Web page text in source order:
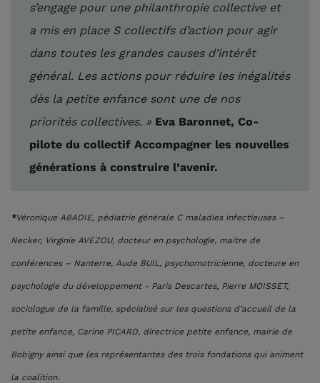
s’engage pour une philanthropie collective et
a mis en place S collectifs d’action pour agir
dans toutes les grandes causes d’intérêt
général. Les actions pour réduire les inégalités
dès la petite enfance sont une de nos
priorités collectives. » Eva Baronnet, Co-
pilote du collectif Accompagner les nouvelles
générations à construire l’avenir.
*Véronique ABADIE, pédiatrie générale C maladies infectieuses –
Necker, Virginie AVEZOU, docteur en psychologie, maitre de
conférences – Nanterre, Aude BUIL, psychomotricienne, docteure en
psychologie du développement - Paris Descartes, Pierre MOISSET,
sociologue de la famille, spécialisé sur les questions d’accueil de la
petite enfance, Carine PICARD, directrice petite enfance, mairie de
Bobigny ainsi que les représentantes des trois fondations qui animent
la coalition.